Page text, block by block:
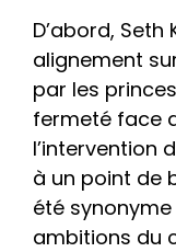
D’abord,
alignement
par les
fermeté face
l’intervention
à un point de
été
ambitions du